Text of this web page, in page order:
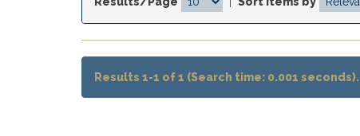
Results 1-1 of 1 (Search time: 0.001 seconds).